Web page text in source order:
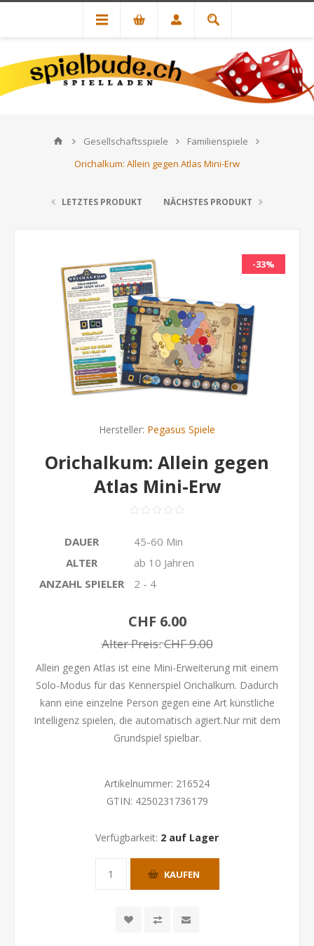
Gesellschaftsspiele
Familienspiele
Orichalkum: Allein gegen Atlas Mini-Erw
LETZTES PRODUKT NÄCHSTES PRODUKT
-33%
Hersteller: Pegasus Spiele
Orichalkum: Allein gegen
Atlas Mini-Erw
DAUER
45-60 Min
ALTER
ab 10 Jahren
ANZAHL SPIELER
2 - 4
CHF 6.00
Alter Preis:CHF 9.00
Allein gegen Atlas ist eine Mini-Erweiterung mit einem
Solo-Modus für das Kennerspiel Orichalkum. Dadurch
kann eine einzelne Person gegen eine Art künstliche
Intelligenz spielen, die automatisch agiert.Nur mit dem
Grundspiel spielbar.
Artikelnummer: 216524
GTIN: 4250231736179
Verfügbarkeit: 2 auf Lager
KAUFEN